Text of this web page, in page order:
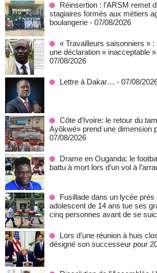
Réinsertion : l’ARSM remet
stagiaires formés aux métiers
boulangerie - 07/08/2026
« Travailleurs saisonniers »
une déclaration « inacceptable
07/08/2026
Lettre à Dakar… - 07/08/
Côte d'Ivoire: le retour du
Ayôkwé» prend une dimension
07/08/2026
Drame en Ouganda: le
battu à mort lors d’un vol à
Fusillade dans un lycée
adolescent de 14 ans tue ses
cinq personnes avant de se
Lors d’une réunion à huis
désigné son successeur pour